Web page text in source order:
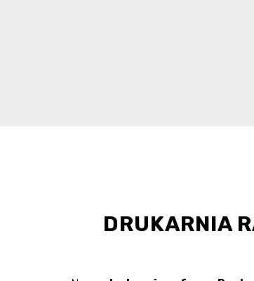
DRUKARNIA